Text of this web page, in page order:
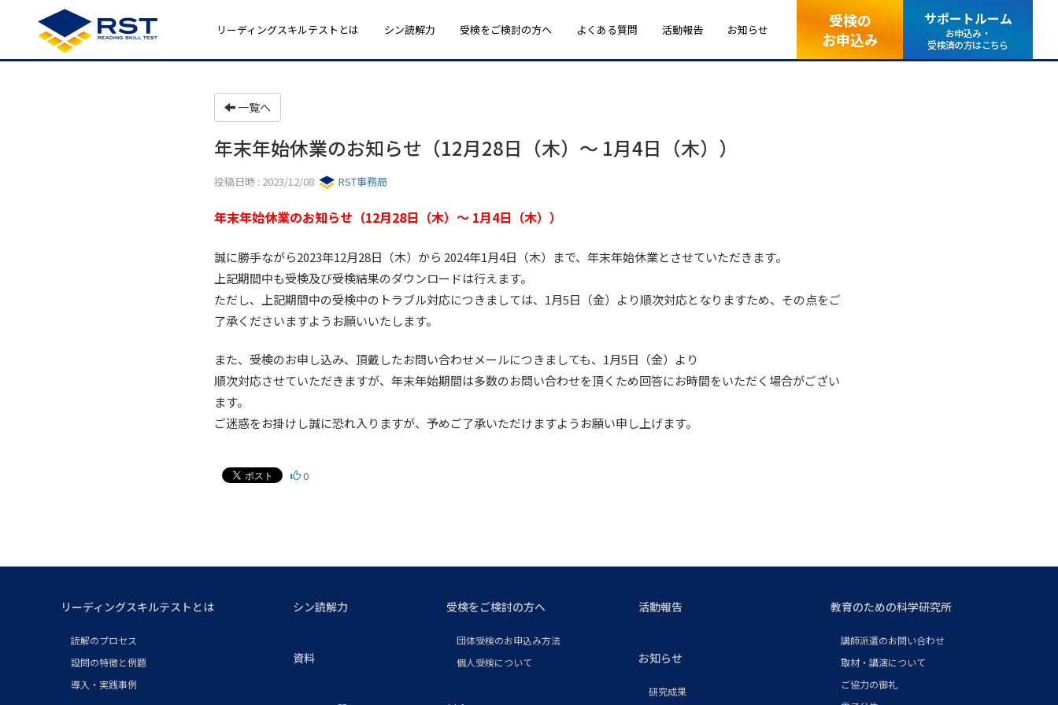
リーディングスキルテストとは シン読解力 受検をご検討の方へ よくある質問 活動報告 お知らせ
受検の
お申込み
サポートルーム
お申込み・
受検済の方はこちら
一覧へ
年末年始休業のお知らせ（12月28日（木）～ 1月4日（木））
投稿日時 : 2023/12/08 RST事務局
年末年始休業のお知らせ（12月28日（木）～ 1月4日（木））
誠に勝手ながら2023年12月28日（木）から 2024年1月4日（木）まで、年末年始休業とさせていただきます。
上記期間中も受検及び受検結果のダウンロードは行えます。
ただし、上記期間中の受検中のトラブル対応につきましては、1月5日（金）より順次対応となりますため、その点をご
了承くださいますようお願いいたします。
また、受検のお申し込み、頂戴したお問い合わせメールにつきましても、1月5日（金）より
順次対応させていただきますが、年末年始期間は多数のお問い合わせを頂くため回答にお時間をいただく場合がござい
ます。
ご迷惑をお掛けし誠に恐れ入りますが、予めご了承いただけますようお願い申し上げます。
0
リーディングスキルテストとは
読解のプロセス
設問の特徴と例題
導入・実践事例
シン読解力 受検をご検討の方へ
団体受検のお申込み方法
個人受検について
資料
活動報告
お知らせ
研究成果
教育のための科学研究所
講師派遣のお問い合わせ
取材・講演について
ご協力の御礼